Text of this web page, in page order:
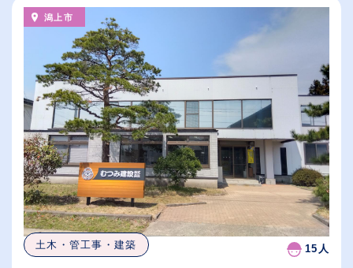
潟上市
土木・管工事・建築 15人